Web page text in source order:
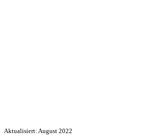
Aktualisiert: August 2022